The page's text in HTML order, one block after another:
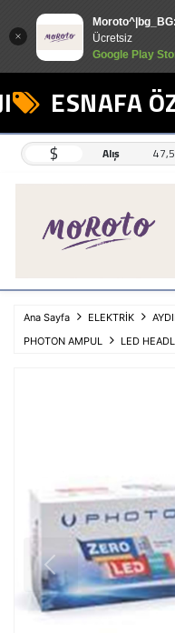
Ücretsiz
Google Play
ESNAFA
$ Alış
Ana Sayfa ELEKTRİK
PHOTON AMPUL
LED